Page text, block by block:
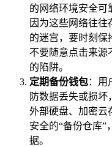
的网络环境安全可
因为这些网络往
的迷宫，要时刻保
不要随意点击来源
的陷阱。
定期备份钱包：用
防数据丢失或损坏
外部硬盘、加密云
安全的“备份仓库”
据。